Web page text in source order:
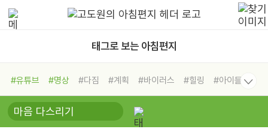
태그로 보는 아침편지
#유튜브 #명상 #다짐 #계획 #바이러스 #힐링
#아이들
#비전캠프
#독서캠프 #삶
#희망
#나눔 #친구 #링컨학교